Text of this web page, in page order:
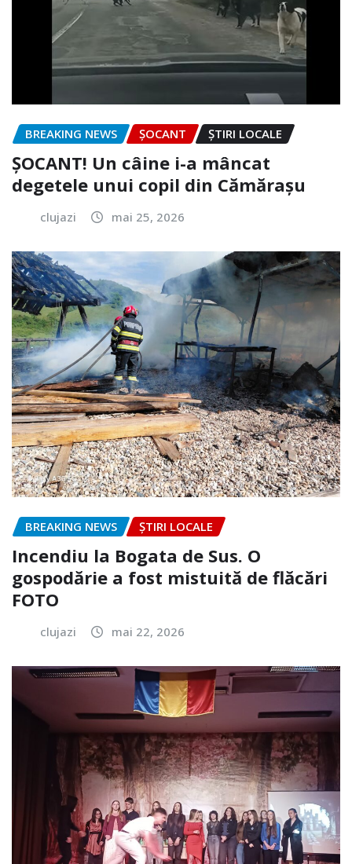
BREAKING NEWS ȘOCANT ȘTIRI LOCALE
ȘOCANT! Un câine i-a mâncat
degetele unui copil din Cămărașu
clujazi mai 25, 2026
BREAKING NEWS ȘTIRI LOCALE
Incendiu la Bogata de Sus. O
gospodărie a fost mistuită de flăcări
FOTO
clujazi mai 22, 2026